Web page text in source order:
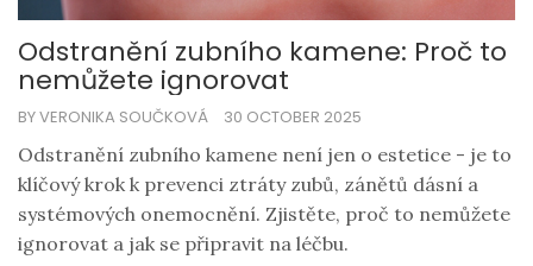
Odstranění zubního kamene: Proč to
nemůžete ignorovat
BY VERONIKA SOUČKOVÁ 30 OCTOBER 2025
Odstranění zubního kamene není jen o estetice - je to
klíčový krok k prevenci ztráty zubů, zánětů dásní a
systémových onemocnění. Zjistěte, proč to nemůžete
ignorovat a jak se připravit na léčbu.